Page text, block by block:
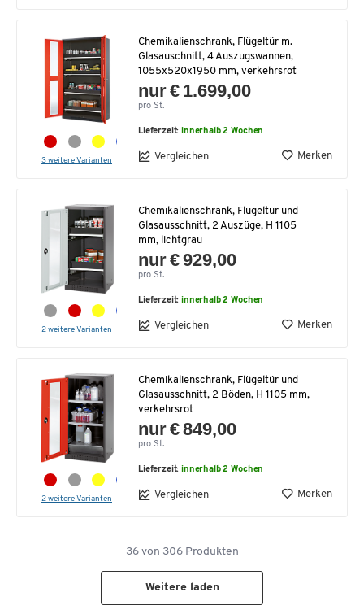
3 weitere Varianten
Chemikalienschrank, Flügeltür m.
Glasauschnitt, 4 Auszugswannen,
1055x520x1950 mm, verkehrsrot
nur € 1.699,00
pro St.
Lieferzeit:innerhalb 2 Wochen
Vergleichen Merken
2 weitere Varianten
Chemikalienschrank, Flügeltür und
Glasausschnitt, 2 Auszüge, H 1105
mm, lichtgrau
nur € 929,00
pro St.
Lieferzeit:innerhalb 2 Wochen
Vergleichen Merken
2 weitere Varianten
Chemikalienschrank, Flügeltür und
Glasausschnitt, 2 Böden, H 1105 mm,
verkehrsrot
nur € 849,00
pro St.
Lieferzeit:innerhalb 2 Wochen
Vergleichen Merken
36von 306Produkten
Weitere laden